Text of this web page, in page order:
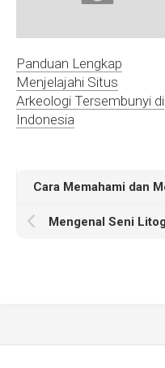
Panduan Lengkap
Menjelajahi Situs
Arkeologi Tersembunyi di
Indonesia